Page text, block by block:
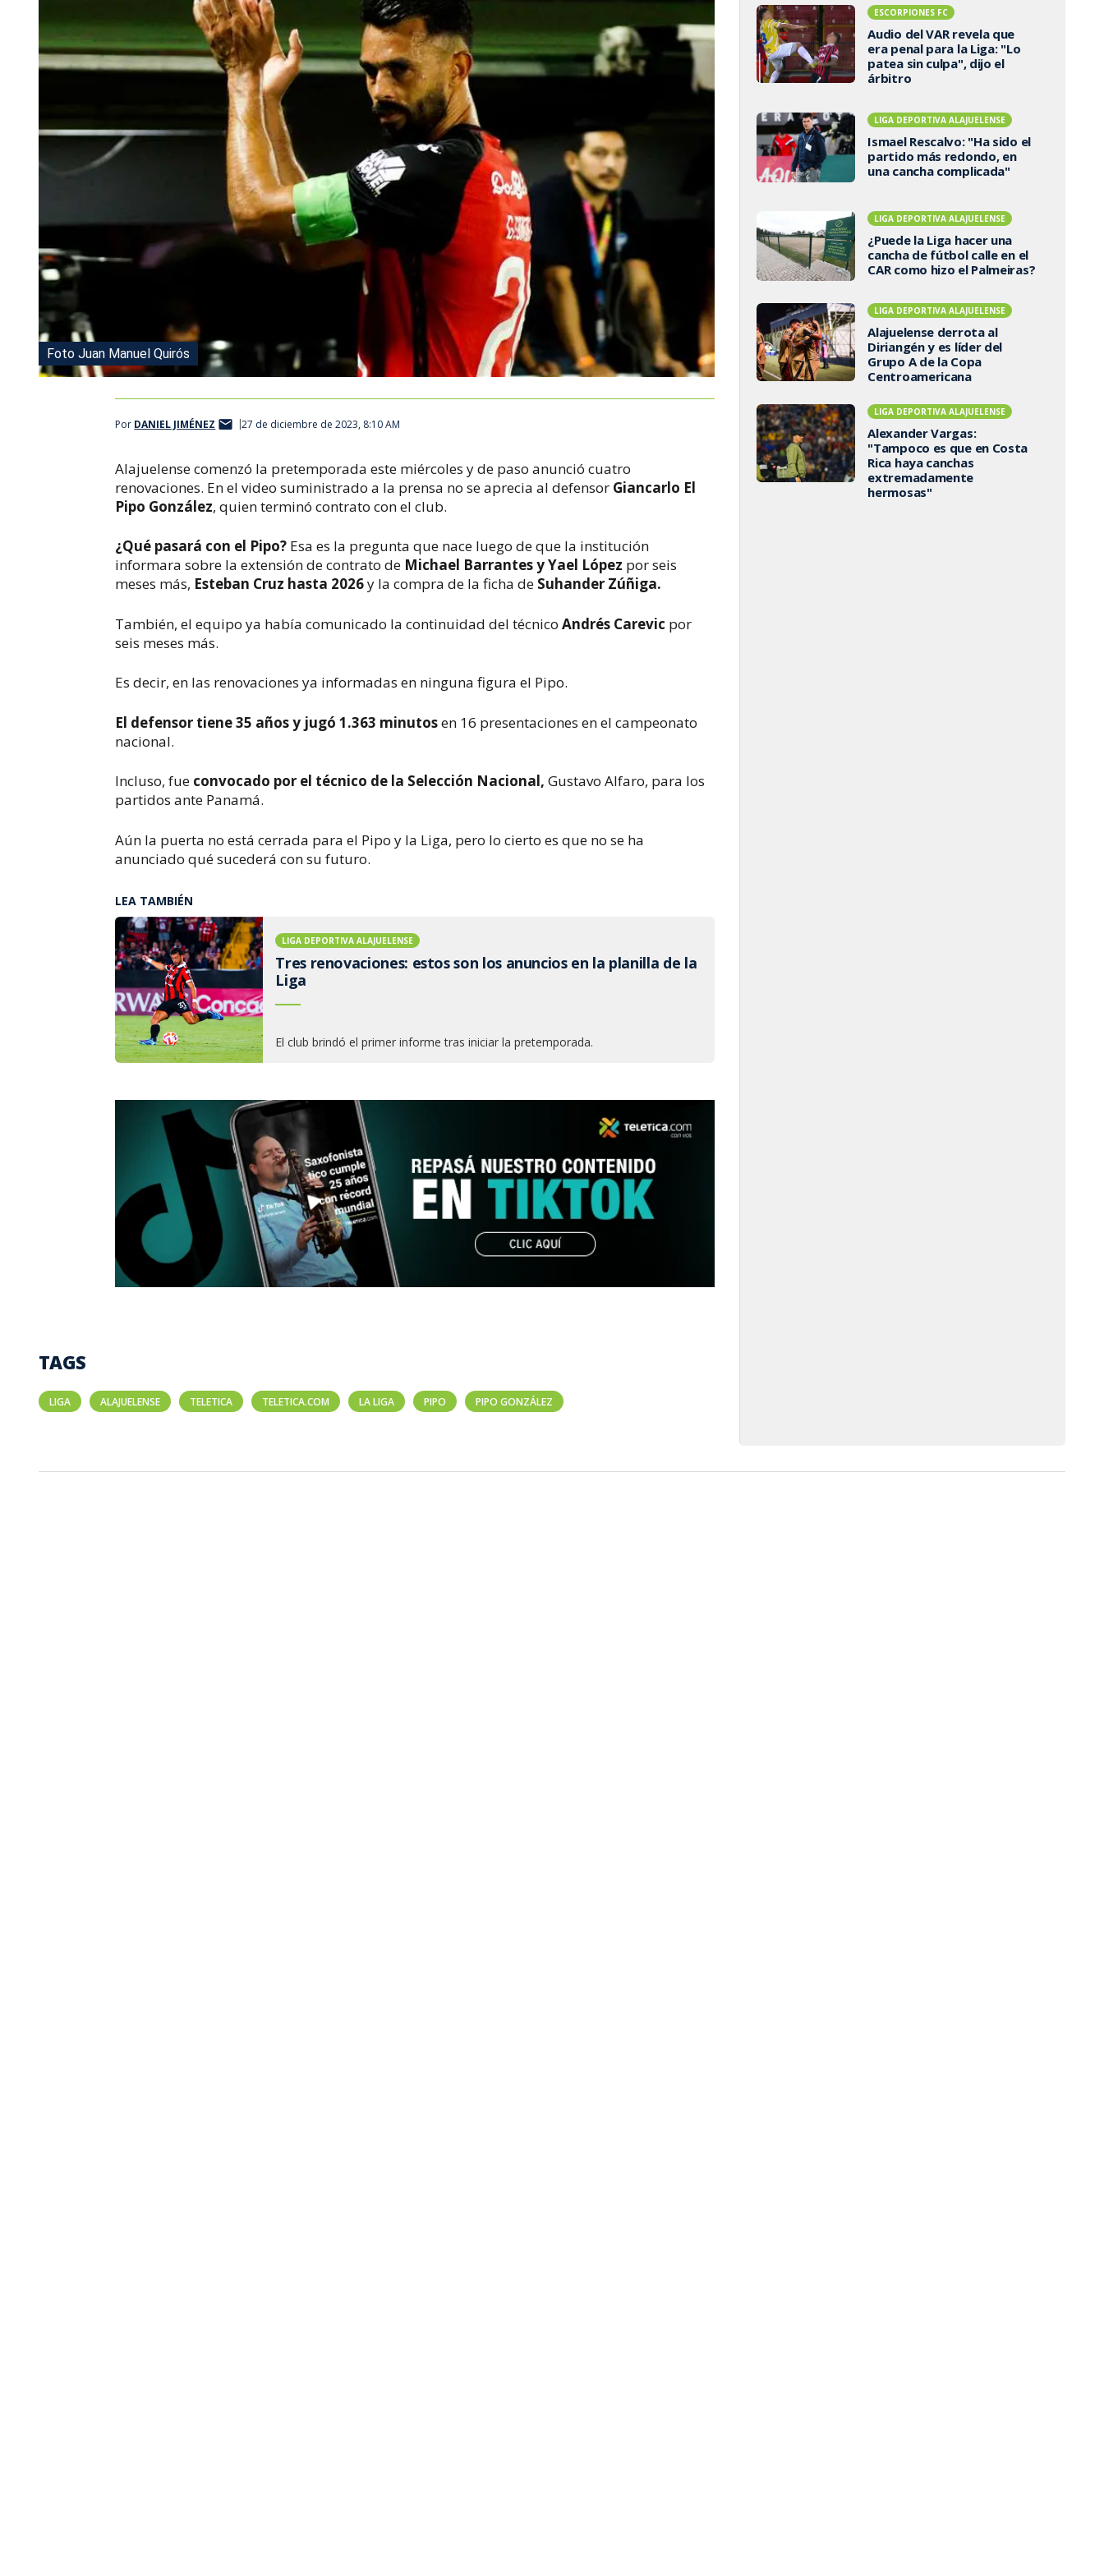
Foto Juan Manuel Quirós
Por DANIEL JIMÉNEZ 27 de diciembre de 2023, 8:10 AM
Alajuelense comenzó la pretemporada este miércoles y de paso anunció cuatro
renovaciones. En el video suministrado a la prensa no se aprecia al defensor Giancarlo El
Pipo González, quien terminó contrato con el club.
¿Qué pasará con el Pipo? Esa es la pregunta que nace luego de que la institución
informara sobre la extensión de contrato de Michael Barrantes y Yael López por seis
meses más, Esteban Cruz hasta 2026y la compra de la ficha de Suhander Zúñiga.
También, el equipo ya había comunicado la continuidad del técnicoAndrés Carevic por
seis meses más.
Es decir, en las renovaciones ya informadas en ninguna figura el Pipo.
El defensor tiene 35 años y jugó 1.363 minutosen 16 presentaciones en el campeonato
nacional.
Incluso, fue convocado por el técnico de la Selección Nacional, Gustavo Alfaro, para los
partidos ante Panamá.
Aún la puerta no está cerrada para el Pipo y la Liga, pero lo cierto es que no se ha
anunciado qué sucederá con su futuro.
LEA TAMBIÉN
LIGA DEPORTIVA ALAJUELENSE
Tres renovaciones: estos son los anuncios en la planilla de la
Liga
El club brindó el primer informe tras iniciar la pretemporada.
TAGS
LIGA ALAJUELENSE TELETICA TELETICA.COM LA LIGA PIPO PIPO GONZÁLEZ
ESCORPIONES FC
Audio del VAR revela que
era penal para la Liga: "Lo
patea sin culpa", dijo el
árbitro
LIGA DEPORTIVA ALAJUELENSE
Ismael Rescalvo: "Ha sido el
partido más redondo, en
una cancha complicada"
LIGA DEPORTIVA ALAJUELENSE
¿Puede la Liga hacer una
cancha de fútbol calle en el
CAR como hizo el Palmeiras?
LIGA DEPORTIVA ALAJUELENSE
Alajuelense derrota al
Diriangén y es líder del
Grupo A de la Copa
Centroamericana
LIGA DEPORTIVA ALAJUELENSE
Alexander Vargas:
"Tampoco es que en Costa
Rica haya canchas
extremadamente
hermosas"